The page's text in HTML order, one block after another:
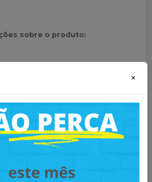
sobre o produto:
pode gostar
×